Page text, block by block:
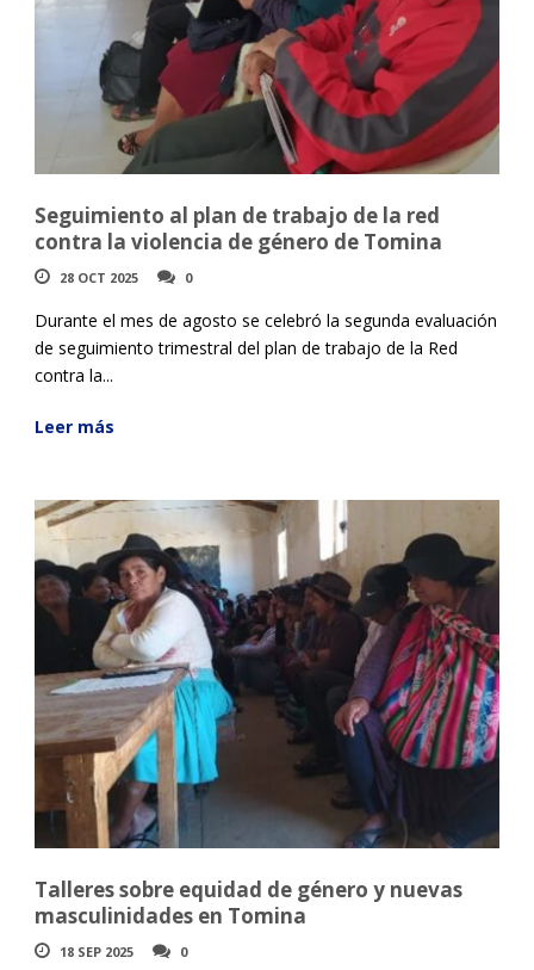
Seguimiento al plan de trabajo de la red
contra la violencia de género de Tomina
28 OCT 2025 0
Durante el mes de agosto se celebró la segunda evaluación
de seguimiento trimestral del plan de trabajo de la Red
contra la...
Leer más
Talleres sobre equidad de género y nuevas
masculinidades en Tomina
18 SEP 2025 0